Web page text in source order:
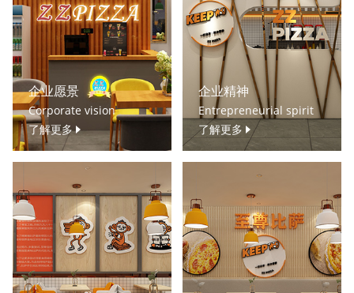
企业愿景
Corporate vision
了解更多
企业精神
Entrepreneurial spirit
了解更多